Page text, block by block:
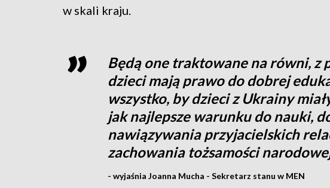
w skali kraju.
Będą one traktowane na równi, z
dzieci mają prawo do dobrej
wszystko, by dzieci z Ukrainy
jak najlepsze warunku do nauki,
nawiązywania przyjacielskich
zachowania tożsamości
- wyjaśnia Joanna Mucha - Sekretarz stanu w MEN